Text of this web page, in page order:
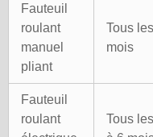
Fauteuil
roulant
manuel
pliant
Tous
mois
Fauteuil
roulant
Tous